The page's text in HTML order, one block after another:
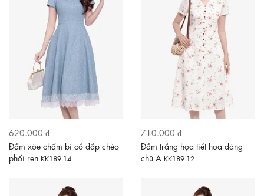
620.000 ₫
Đầm xòe chấm bi cổ đắp chéo
phối ren KK189-14
710.000 ₫
Đầm trắng họa tiết hoa dáng
chữ A KK189-12